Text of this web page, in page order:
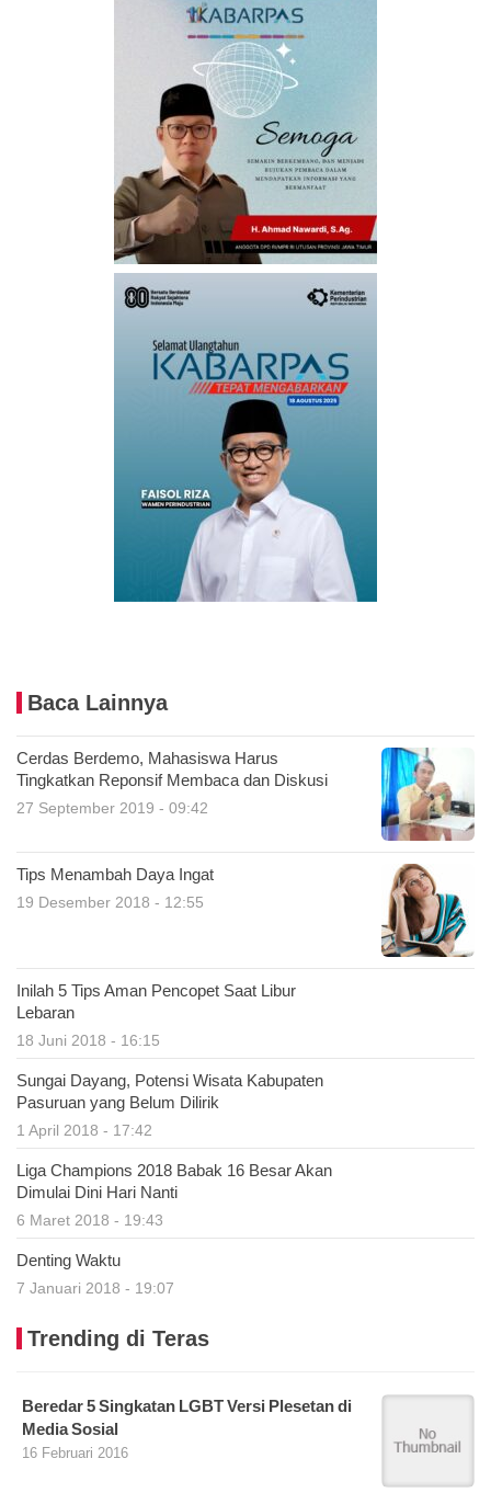
Baca Lainnya
Cerdas Berdemo, Mahasiswa Harus
Tingkatkan Reponsif Membaca dan Diskusi
27 September 2019 - 09:42
Tips Menambah Daya Ingat
19 Desember 2018 - 12:55
Inilah 5 Tips Aman Pencopet Saat Libur
Lebaran
18 Juni 2018 - 16:15
Sungai Dayang, Potensi Wisata Kabupaten
Pasuruan yang Belum Dilirik
1 April 2018 - 17:42
Liga Champions 2018 Babak 16 Besar Akan
Dimulai Dini Hari Nanti
6 Maret 2018 - 19:43
Denting Waktu
7 Januari 2018 - 19:07
Trending di Teras
Beredar 5 Singkatan LGBT Versi Plesetan di
Media Sosial
16 Februari 2016